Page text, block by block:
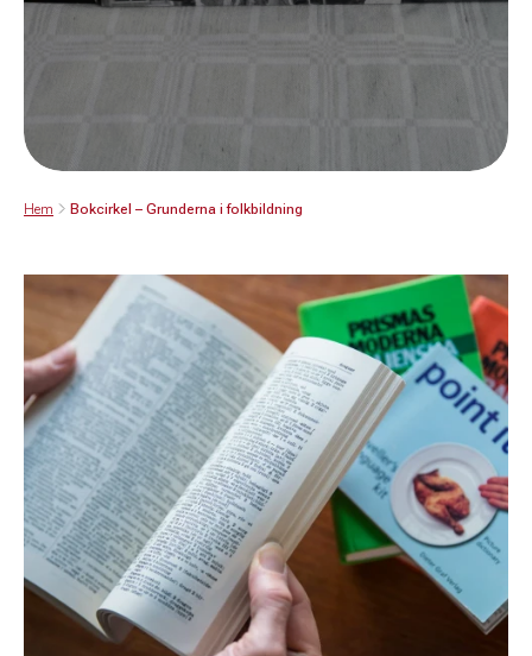
Hem Bokcirkel – Grunderna i folkbildning